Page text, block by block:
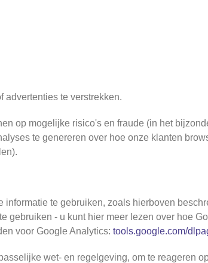
advertenties te verstrekken.
op mogelijke risico's en fraude (in het
te genereren over hoe onze klanten
te gebruiken, zoals hierboven
gebruiken - u kunt hier meer lezen over hoe
voor Google Analytics: tools.google.com/
wet- en regelgeving, om te reageren